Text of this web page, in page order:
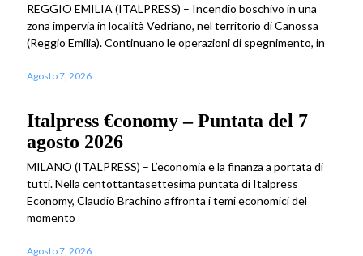
REGGIO EMILIA (ITALPRESS) – Incendio boschivo in una
zona impervia in località Vedriano, nel territorio di Canossa
(Reggio Emilia). Continuano le operazioni di spegnimento, in
Agosto 7, 2026
Italpress €conomy – Puntata del 7
agosto 2026
MILANO (ITALPRESS) – L’economia e la finanza a portata di
tutti. Nella centottantasettesima puntata di Italpress
Economy, Claudio Brachino affronta i temi economici del
momento
Agosto 7, 2026